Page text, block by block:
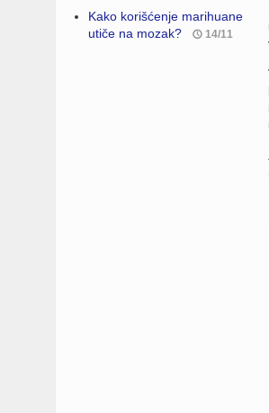
Kako korišćenje marihuane
utiče na mozak?
14/11